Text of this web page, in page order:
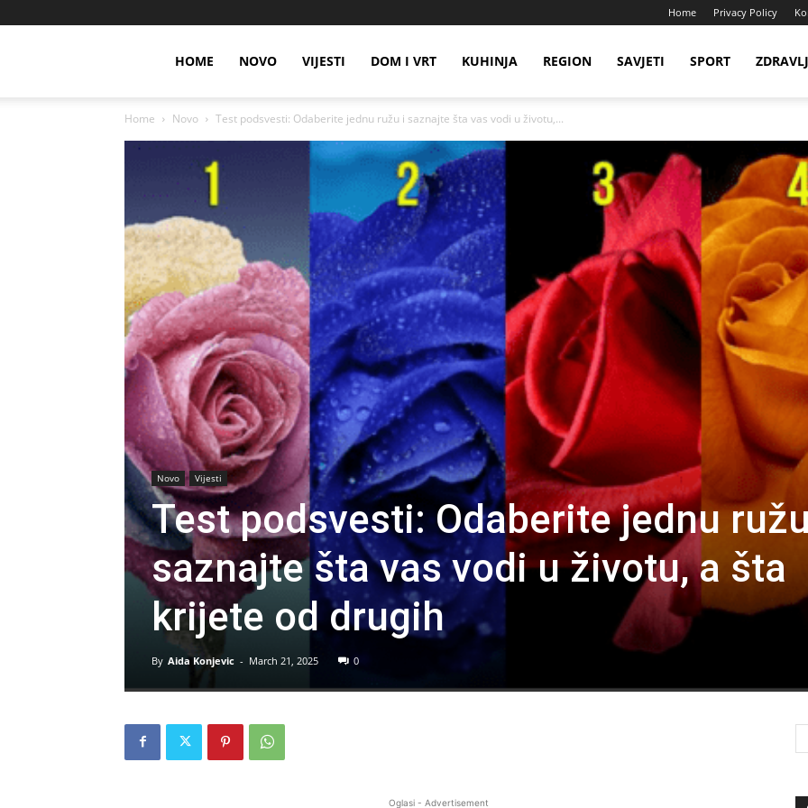
Home Privacy Policy
HOME NOVO VIJESTI DOM I VRT KUHINJA REGION SAVJETI SPORT
Home Novo Test podsvesti: Odaberite jednu ružu i saznajte šta vas vodi u životu,...
Novo Vijesti
Test podsvesti: Odaberite jednu
saznajte šta vas vodi u životu, a šta
krijete od drugih
By Aida Konjevic - March 21, 2025 0
Oglasi - Advertisement